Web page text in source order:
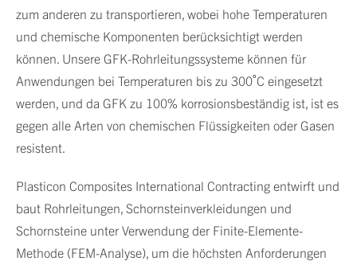
zum anderen zu transportieren, wobei hohe Temperaturen
und chemische Komponenten berücksichtigt werden
können. Unsere GFK-Rohrleitungssysteme können für
Anwendungen bei Temperaturen bis zu 300˚C eingesetzt
werden, und da GFK zu 100% korrosionsbeständig ist, ist es
gegen alle Arten von chemischen Flüssigkeiten oder Gasen
resistent.
Plasticon Composites International Contracting entwirft und
baut Rohrleitungen, Schornsteinverkleidungen und
Schornsteine unter Verwendung der Finite-Elemente-
Methode (FEM-Analyse), um die höchsten Anforderungen